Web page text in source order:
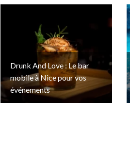
Drunk And Love : Le bar
mobile à Nice pour vos
événements